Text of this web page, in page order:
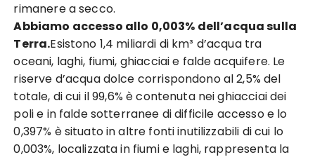
rimanere a secco.
Abbiamo accesso allo 0,003% dell’acqua sulla
Terra.Esistono 1,4 miliardi di km³ d’acqua tra
oceani, laghi, fiumi, ghiacciai e falde acquifere. Le
riserve d’acqua dolce corrispondono al 2,5% del
totale, di cui il 99,6% è contenuta nei ghiacciai dei
poli e in falde sotterranee di difficile accesso e lo
0,397% è situato in altre fonti inutilizzabili di cui lo
0,003%, localizzata in fiumi e laghi, rappresenta la